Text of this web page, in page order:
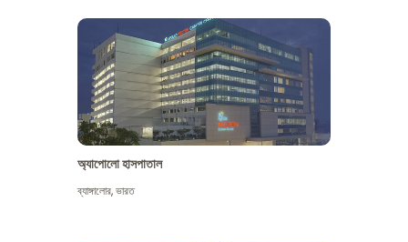
অ্যাপোলো হাসপাতাল
ব্যাঙ্গালোর,ভারত